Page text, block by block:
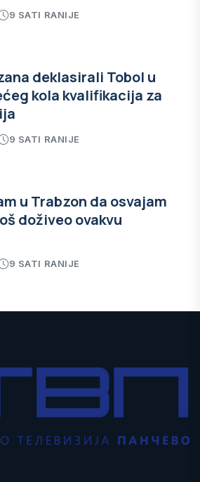
9 SATI RANIJE
deklasirali Tobol u
kola kvalifikacija za
9 SATI RANIJE
u Trabzon da osvajam
doživeo ovakvu
9 SATI RANIJE